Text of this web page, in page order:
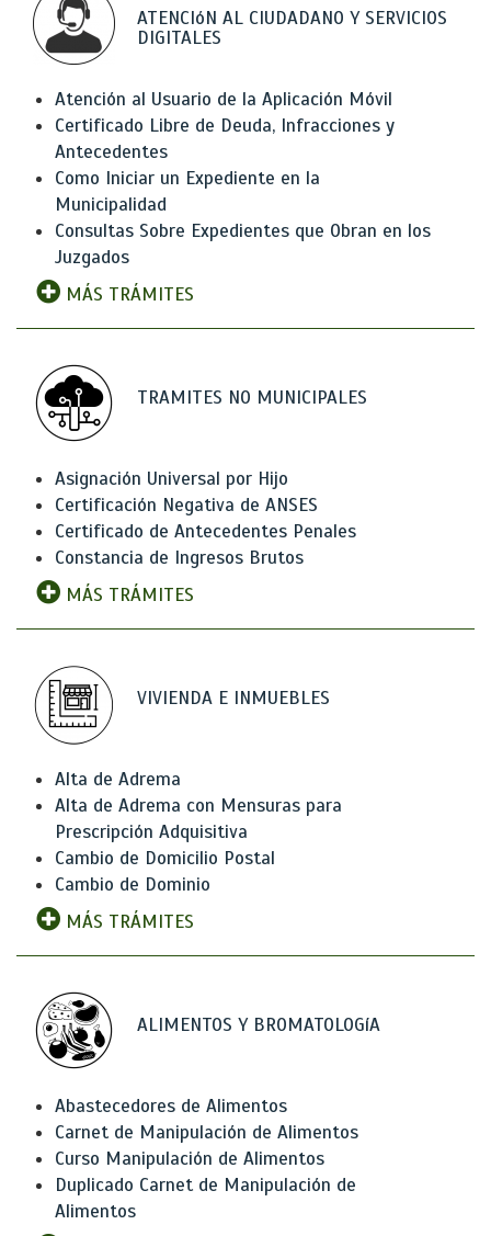
ATENCIóN AL CIUDADANO Y SERVICIOS
DIGITALES
Atención al Usuario de la Aplicación Móvil
Certificado Libre de Deuda, Infracciones y
Antecedentes
Como Iniciar un Expediente en la
Municipalidad
Consultas Sobre Expedientes que Obran en los
Juzgados
MÁS TRÁMITES
TRAMITES NO MUNICIPALES
Asignación Universal por Hijo
Certificación Negativa de ANSES
Certificado de Antecedentes Penales
Constancia de Ingresos Brutos
MÁS TRÁMITES
VIVIENDA E INMUEBLES
Alta de Adrema
Alta de Adrema con Mensuras para
Prescripción Adquisitiva
Cambio de Domicilio Postal
Cambio de Dominio
MÁS TRÁMITES
ALIMENTOS Y BROMATOLOGíA
Abastecedores de Alimentos
Carnet de Manipulación de Alimentos
Curso Manipulación de Alimentos
Duplicado Carnet de Manipulación de
Alimentos